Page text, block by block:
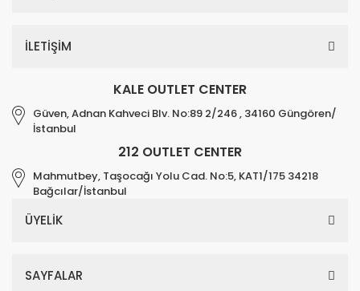
İLETİŞİM
KALE OUTLET CENTER
Güven, Adnan Kahveci Blv. No:89 2/246 , 34160 Güngören/
İstanbul
212 OUTLET CENTER
Mahmutbey, Taşocağı Yolu Cad. No:5, KAT1/175 34218
Bağcılar/İstanbul
ÜYELİK
SAYFALAR